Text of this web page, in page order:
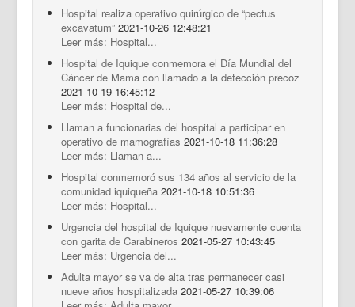
Hospital realiza operativo quirúrgico de “pectus
excavatum” 2021-10-26 12:48:21
Leer más: Hospital...
Hospital de Iquique conmemora el Día Mundial del
Cáncer de Mama con llamado a la detección precoz
2021-10-19 16:45:12
Leer más: Hospital de...
Llaman a funcionarias del hospital a participar en
operativo de mamografías 2021-10-18 11:36:28
Leer más: Llaman a...
Hospital conmemoró sus 134 años al servicio de la
comunidad iquiqueña 2021-10-18 10:51:36
Leer más: Hospital...
Urgencia del hospital de Iquique nuevamente cuenta
con garita de Carabineros 2021-05-27 10:43:45
Leer más: Urgencia del...
Adulta mayor se va de alta tras permanecer casi
nueve años hospitalizada 2021-05-27 10:39:06